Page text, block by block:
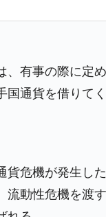
レバレッジETFの清
POSCO』ズブズブ
公務員個人をターゲ
、有事の際に定
国通貨を借りて
貨危機が発生し
流動性危機を渡